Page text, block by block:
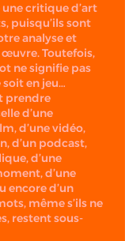
critique d’art
puisqu’ils sont
analyse et
Toutefois,
ne signifie pas
soit en jeu…
prendre
d’une
d’une vidéo,
d’un podcast,
d’une
d’une
encore d’un
même s’ils ne
restent sous-